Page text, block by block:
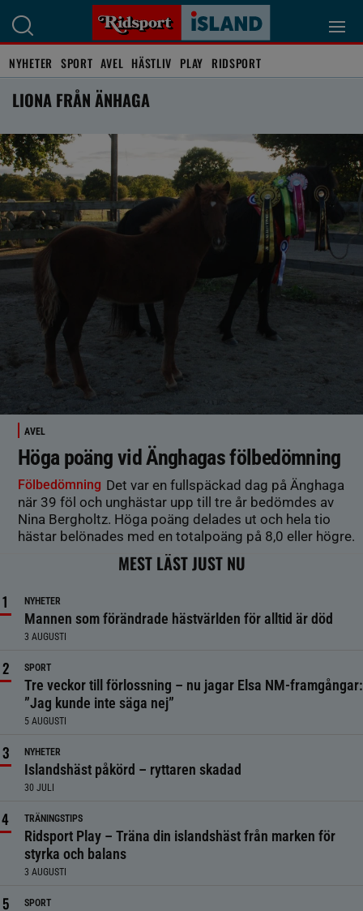
NYHETER SPORT AVEL HÄSTLIV PLAY RIDSPORT
LIONA FRÅN ÄNHAGA
AVEL
Höga poäng vid Änghagas fölbedömning
Fölbedömning Det var en fullspäckad dag på Änghaga
när 39 föl och unghästar upp till tre år bedömdes av
Nina Bergholtz. Höga poäng delades ut och hela tio
hästar belönades med en totalpoäng på 8,0 eller högre.
MEST LÄST JUST NU
NYHETER
Mannen som förändrade hästvärlden för alltid är död
3 AUGUSTI
SPORT
Tre veckor till förlossning – nu jagar Elsa NM-framgångar:
”Jag kunde inte säga nej”
5 AUGUSTI
NYHETER
Islandshäst påkörd – ryttaren skadad
30 JULI
TRÄNINGSTIPS
Ridsport Play – Träna din islandshäst från marken för
styrka och balans
3 AUGUSTI
SPORT